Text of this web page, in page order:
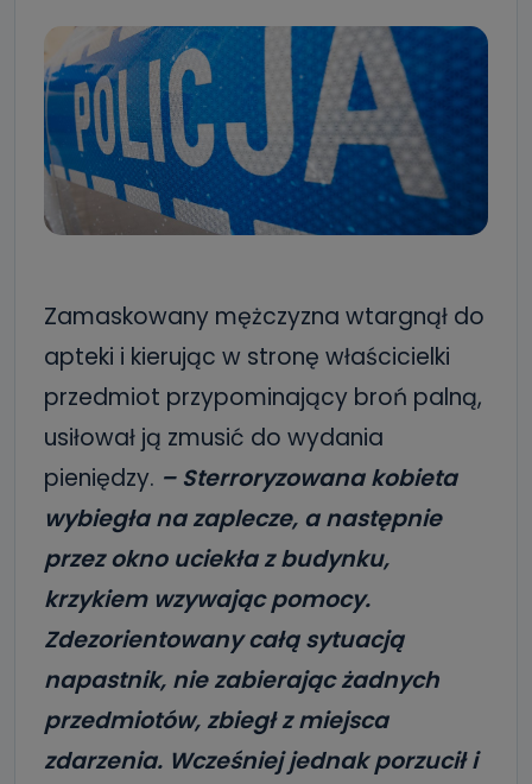
Zamaskowany mężczyzna wtargnął do
apteki i kierując w stronę właścicielki
przedmiot przypominający broń palną,
usiłował ją zmusić do wydania
pieniędzy. – Sterroryzowana kobieta
wybiegła na zaplecze, a następnie
przez okno uciekła z budynku,
krzykiem wzywając pomocy.
Zdezorientowany całą sytuacją
napastnik, nie zabierając żadnych
przedmiotów, zbiegł z miejsca
zdarzenia. Wcześniej jednak porzucił i